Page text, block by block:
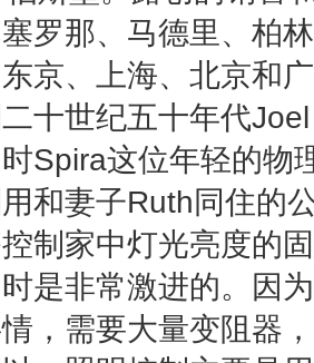
罗那、马德里、柏
京、上海、北京和
十世纪五十年代
Spira这位年轻的物
和妻子Ruth同住的
制家中灯光亮度的
是非常激进的。因
，需要大量变阻器